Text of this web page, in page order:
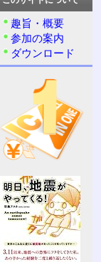
趣旨・概要
参加の案内
ダウンロード